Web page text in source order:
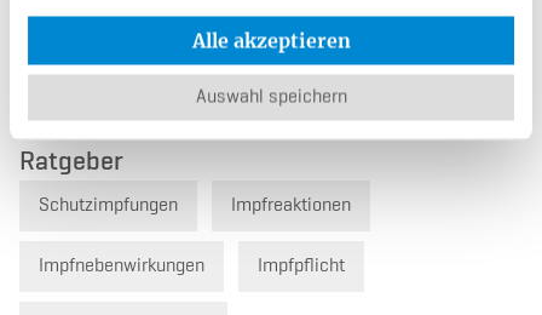
Alle akzeptieren
Auswahl speichern
Rückruf-Service
Kontaktformular
Ratgeber
Schutzimpfungen Impfreaktionen
Impfnebenwirkungen Impfpflicht